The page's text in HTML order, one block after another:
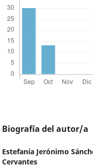
Biografía del autor/a
Estefanía Jerónimo
Cervantes